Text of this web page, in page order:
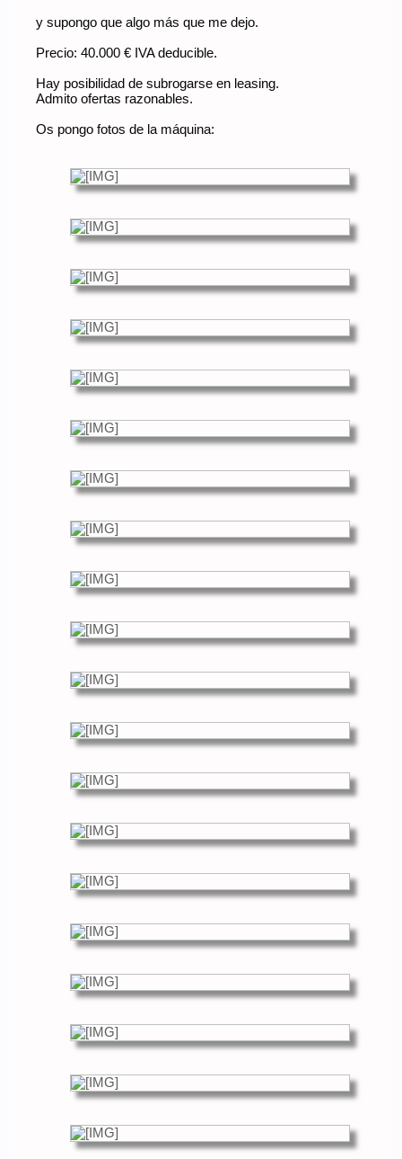
y supongo que algo más que me dejo.
Precio: 40.000 € IVA deducible.
Hay posibilidad de subrogarse en leasing.
Admito ofertas razonables.
Os pongo fotos de la máquina: